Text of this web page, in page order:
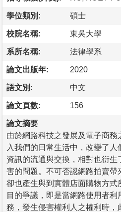
學位類別: 碩士
校院名稱: 東吳大學
系所名稱: 法律學系
論文出版年: 2020
語文別: 中文
論文頁數: 156
論文摘要
由於網路科技之發展及電子商
入我們的日常生活中，改變了
資訊的流通與交換，相對也衍
害的問題。不可否認網路拍賣帶
卻也產生與到實體店面購物方式
目的爭議，即是當網路使用者
務，發生侵害權利人之權利時